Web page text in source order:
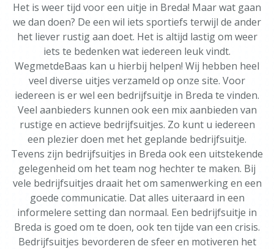
Het is weer tijd voor een uitje in Breda! Maar wat gaan
we dan doen? De een wil iets sportiefs terwijl de ander
het liever rustig aan doet. Het is altijd lastig om weer
iets te bedenken wat iedereen leuk vindt.
WegmetdeBaas kan u hierbij helpen! Wij hebben heel
veel diverse uitjes verzameld op onze site. Voor
iedereen is er wel een bedrijfsuitje in Breda te vinden.
Veel aanbieders kunnen ook een mix aanbieden van
rustige en actieve bedrijfsuitjes. Zo kunt u iedereen
een plezier doen met het geplande bedrijfsuitje.
Tevens zijn bedrijfsuitjes in Breda ook een uitstekende
gelegenheid om het team nog hechter te maken. Bij
vele bedrijfsuitjes draait het om samenwerking en een
goede communicatie. Dat alles uiteraard in een
informelere setting dan normaal. Een bedrijfsuitje in
Breda is goed om te doen, ook ten tijde van een crisis.
Bedrijfsuitjes bevorderen de sfeer en motiveren het